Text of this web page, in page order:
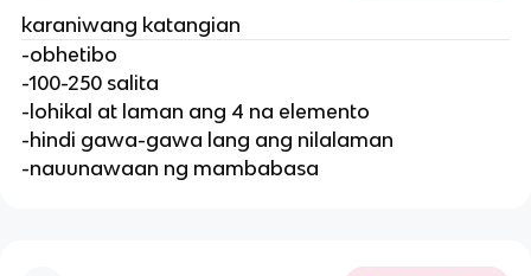
karaniwang katangian
-obhetibo
-100-250 salita
-lohikal at laman ang 4 na elemento
-hindi gawa-gawa lang ang nilalaman
-nauunawaan ng mambabasa